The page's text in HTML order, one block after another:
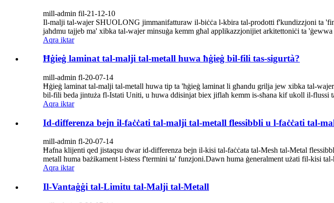
mill-admin fil-21-12-10
Il-malji tal-wajer SHUOLONG jimmanifatturaw il-biċċa l-kbira tal-prodotti f'kundizzjoni ta
jaħdmu tajjeb ma' xibka tal-wajer minsuġa kemm għal applikazzjonijiet arkitettoniċi ta
Aqra iktar
Ħġieġ laminat tal-malji tal-metall huwa ħġieġ bil-fili tas-sigurtà?
mill-admin fl-20-07-14
Ħġieġ laminat tal-malji tal-metall huwa tip ta 'ħġieġ laminat li għandu grilja jew xibka tal-
bil-fili beda jintuża fl-Istati Uniti, u huwa ddisinjat biex jiflaħ kemm is-sħana kif ukoll il-
Aqra iktar
Id-differenza bejn il-faċċati tal-malji tal-metall flessibbli u l-faċċati tal-
mill-admin fl-20-07-14
Ħafna klijenti qed jistaqsu dwar id-differenza bejn il-kisi tal-faċċata tal-Mesh tal-Metal
metall huma bażikament l-istess f'termini ta' funzjoni.Dawn huma ġeneralment użati fil-kisi
Aqra iktar
Il-Vantaġġi tal-Limitu tal-Malji tal-Metall